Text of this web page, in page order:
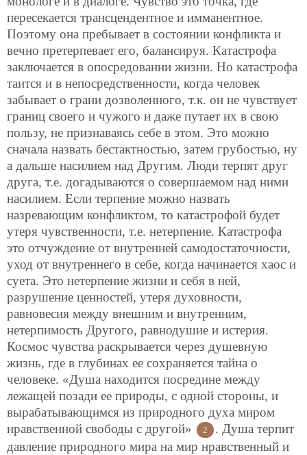
пересекается трансцендентное и имманентное.
Поэтому она пребывает в состоянии конфликта и
вечно претерпевает его, балансируя. Катастрофа
заключается в опосредовании жизни. Но катастрофа
таится и в непосредственности, когда человек
забывает о грани дозволенного, т.к. он не чувствует
границ своего и чужого и даже путает их в свою
пользу, не признаваясь себе в этом. Это можно
сначала назвать бестактностью, затем грубостью, ну
а дальше насилием над Другим. Люди терпят друг
друга, т.е. догадываются о совершаемом над ними
насилием. Если терпение можно назвать
назревающим конфликтом, то катастрофой будет
утеря чувственности, т.е. нетерпение. Катастрофа
это отчуждение от внутренней самодостаточности,
уход от внутреннего в себе, когда начинается хаос и
суета. Это нетерпение жизни и себя в ней,
разрушение ценностей, утеря духовности,
равновесия между внешним и внутренним,
нетерпимость Другого, равнодушие и истерия.
Космос чувства раскрывается через душевную
жизнь, где в глубинах ее сохраняется тайна о
человеке. «Душа находится посредине между
лежащей позади ее природы, с одной стороны, и
вырабатывающимся из природного духа миром
нравственной свободы с другой»
2
. Душа терпит
давление природного мира на мир нравственный и